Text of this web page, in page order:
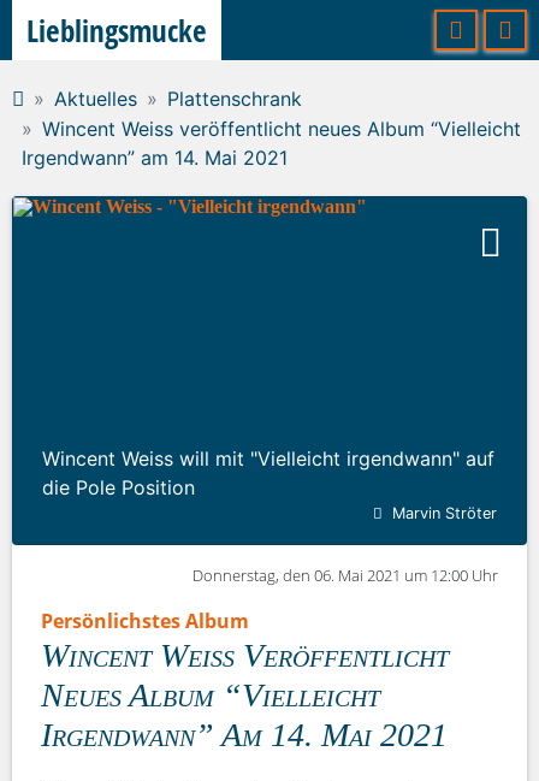
Aktuelles
Plattenschrank
Wincent Weiss veröffentlicht neues Album “Vielleicht
Irgendwann” am 14. Mai 2021
Wincent Weiss will mit "Vielleicht irgendwann" auf
die Pole Position
Marvin Ströter
Donnerstag, den 06. Mai 2021 um 12:00 Uhr
Persönlichstes Album
Wincent Weiss Veröffentlicht
Neues Album “Vielleicht
Irgendwann” Am 14. Mai 2021
Lieblingsmucke